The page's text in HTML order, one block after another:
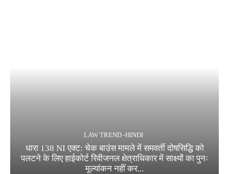
LAW TREND -HINDI
धारा 138 NI एक्ट: चेक बाउंस मामले में समवर्ती दोषसिद्धि को
पलटने के लिए हाईकोर्ट रिवीजनल क्षेत्राधिकार में साक्ष्यों का पुनः
मूल्यांकन नहीं कर...